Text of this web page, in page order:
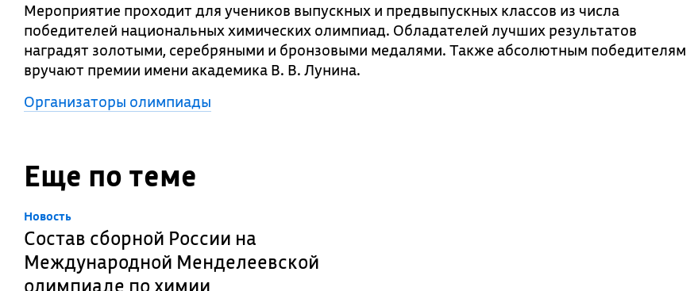
Мероприятие проходит для учеников выпускных и предвыпускных классов из числа
победителей национальных химических олимпиад. Обладателей лучших результатов
наградят золотыми, серебряными и бронзовыми медалями. Также абсолютным победителям
вручают премии имени академика В. В. Лунина.
Организаторы олимпиады
Еще по теме
Новость
Состав сборной России на
Международной Менделеевской
олимпиаде по химии